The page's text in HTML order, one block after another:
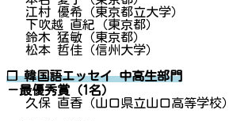
江村 優希（東京都立大学）
下吹越 直紀（東京都）
鈴木 猛敏（東京都）
松本 哲佳（信州大学）
❐ 韓国語エッセイ 中高生部門
－最優秀賞（1名）
久保 直香（山口県立山口高等学校）